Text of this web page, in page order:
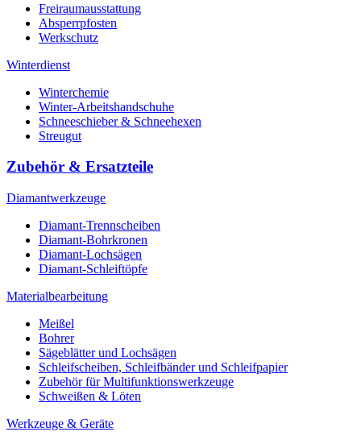
Freiraumausstattung
Absperrpfosten
Werkschutz
Winterdienst
Winterchemie
Winter-Arbeitshandschuhe
Schneeschieber & Schneehexen
Streugut
Zubehör & Ersatzteile
Diamantwerkzeuge
Diamant-Trennscheiben
Diamant-Bohrkronen
Diamant-Lochsägen
Diamant-Schleiftöpfe
Materialbearbeitung
Meißel
Bohrer
Sägeblätter und Lochsägen
Schleifscheiben, Schleifbänder und Schleifpapier
Zubehör für Multifunktionswerkzeuge
Schweißen & Löten
Werkzeuge & Geräte